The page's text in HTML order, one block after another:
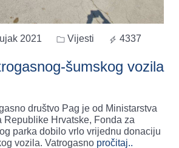
2021 Vijesti 4337
šumskog vozila
društvo Pag je od Ministarstva
Republike Hrvatske, Fonda za
parka dobilo vrlo vrijednu donaciju
vatrogasno-šumskog vozila. Vatrogasno pročitaj..